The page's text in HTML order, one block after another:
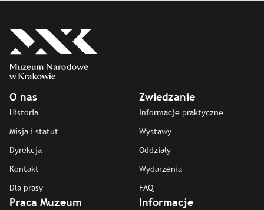
O nas
Historia
Misja i statut
Dyrekcja
Kontakt
Dla prasy
Zwiedzanie
Informacje praktyczne
Wystawy
Oddziały
Wydarzenia
FAQ
Praca Muzeum Informacje